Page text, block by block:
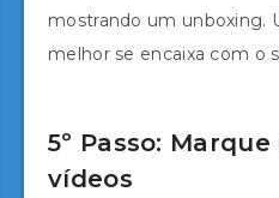
mostrando um unboxing.
melhor se encaixa com o
5º Passo:
vídeos